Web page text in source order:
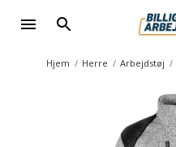
Hjem Herre Arbejdstøj